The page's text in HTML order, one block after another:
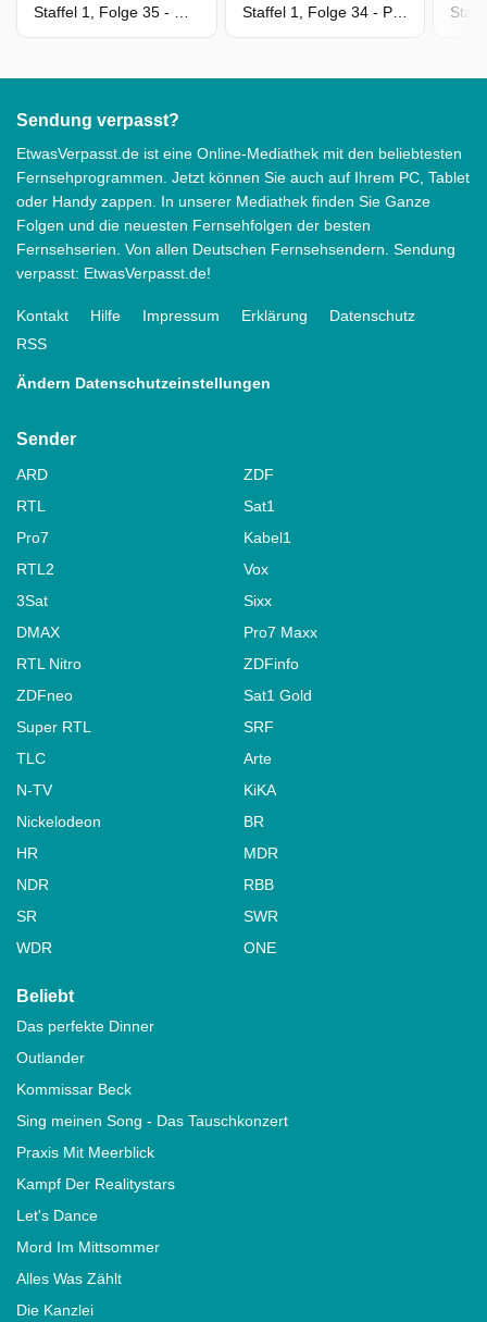
Staffel 1, Folge 34 - Piccolo gegen Frost! Lege alles in die Höllenspirale!
Sendung verpasst?
EtwasVerpasst.de ist eine Online-Mediathek mit den beliebtesten
Fernsehprogrammen. Jetzt können Sie auch auf Ihrem PC, Tablet
oder Handy zappen. In unserer Mediathek finden Sie Ganze
Folgen und die neuesten Fernsehfolgen der besten
Fernsehserien. Von allen Deutschen Fernsehsendern. Sendung
verpasst: EtwasVerpasst.de!
Kontakt Hilfe Impressum Erklärung
Datenschutz
RSS
Ändern Datenschutzeinstellungen
Sender
ARD
ZDF
RTL
Sat1
Pro7
Kabel1
RTL2
Vox
3Sat
Sixx
DMAX
Pro7 Maxx
RTL Nitro
ZDFinfo
ZDFneo
Sat1 Gold
Super RTL
SRF
TLC
Arte
N-TV
KiKA
Nickelodeon
BR
HR
MDR
NDR
RBB
SR
SWR
WDR
ONE
Beliebt
Das perfekte Dinner
Outlander
Kommissar Beck
Sing meinen Song - Das Tauschkonzert
Praxis Mit Meerblick
Kampf Der Realitystars
Let's Dance
Mord Im Mittsommer
Alles Was Zählt
Die Kanzlei